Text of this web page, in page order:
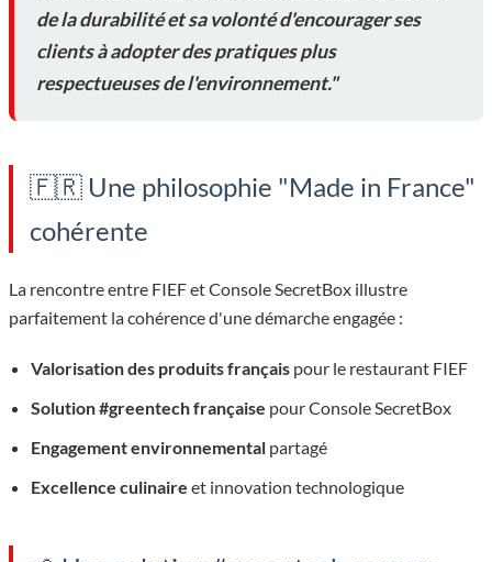
de la durabilité et sa volonté d'encourager ses
clients à adopter des pratiques plus
respectueuses de l'environnement."
🇫🇷 Une philosophie "Made in France"
cohérente
La rencontre entre FIEF et Console SecretBox illustre
parfaitement la cohérence d'une démarche engagée :
Valorisation des produits français pour le restaurant FIEF
Solution #greentech française pour Console SecretBox
Engagement environnemental partagé
Excellence culinaire et innovation technologique